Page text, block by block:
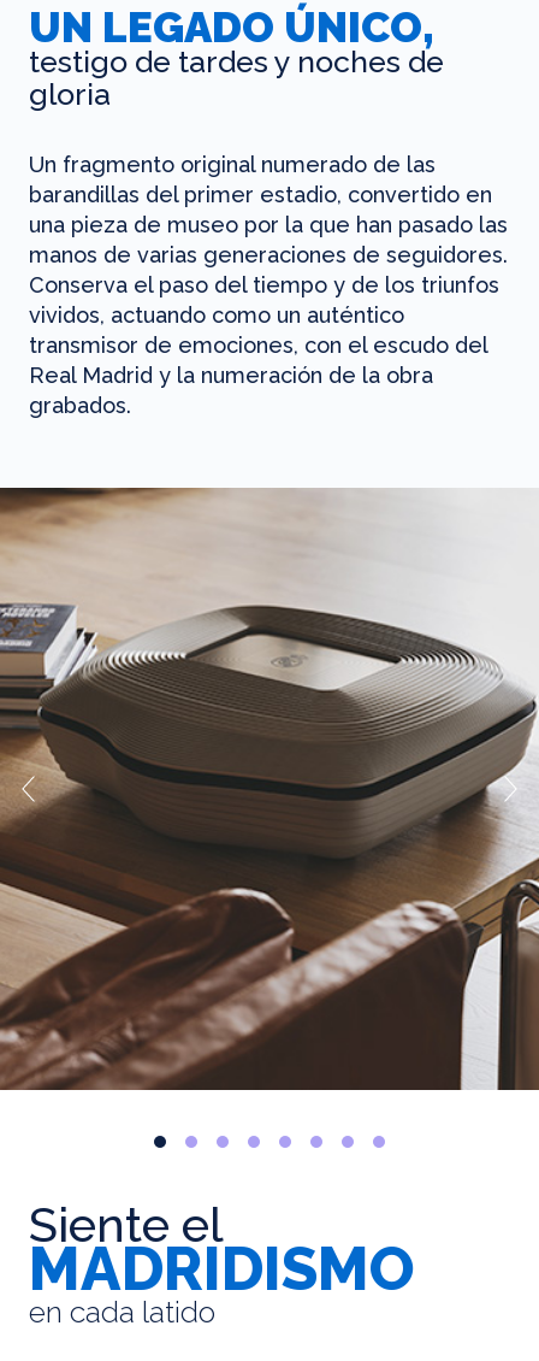
UN LEGADO ÚNICO,
testigo de tardes y noches de
gloria
Un fragmento original numerado de las
barandillas del primer estadio, convertido en
una pieza de museo por la que han pasado las
manos de varias generaciones de seguidores.
Conserva el paso del tiempo y de los triunfos
vividos, actuando como un auténtico
transmisor de emociones, con el escudo del
Real Madrid y la numeración de la obra
grabados.
Siente el
MADRIDISMO
en cada latido